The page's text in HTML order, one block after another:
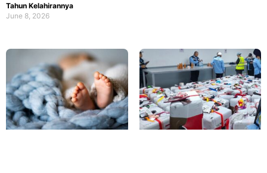
Tahun Kelahirannya
June 8, 2026